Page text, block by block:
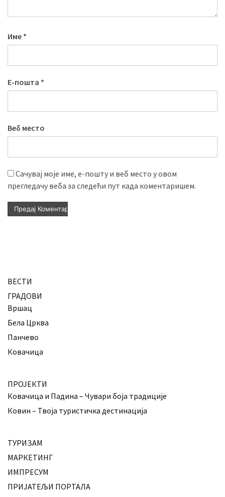
Име *
Е-пошта *
Веб место
Сачувај моје име, е-пошту и веб место у овом
прегледачу веба за следећи пут када коментаришем.
ВЕСТИ
ГРАДОВИ
Вршац
Бела Црква
Панчево
Ковачица
ПРОЈЕКТИ
Ковачица и Падина – Чувари боја традиције
Ковин – Твоја туристичка дестинација
ТУРИЗАМ
МАРКЕТИНГ
ИМПРЕСУМ
ПРИЈАТЕЉИ ПОРТАЛА